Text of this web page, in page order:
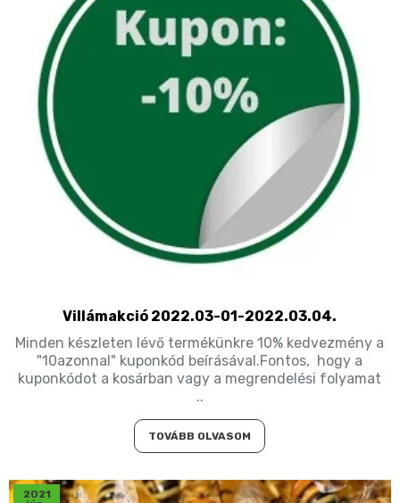
Villámakció 2022.03-01-2022.03.04.
Minden készleten lévő termékünkre 10% kedvezmény a
"10azonnal" kuponkód beírásával.Fontos, hogy a
kuponkódot a kosárban vagy a megrendelési folyamat
..
TOVÁBB OLVASOM
2021